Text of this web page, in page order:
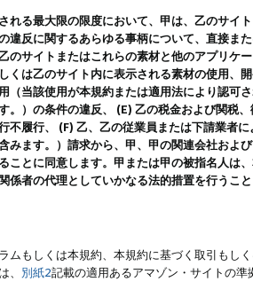
れる最大限の限度において、甲は、乙のサイ
違反に関するあらゆる事柄について、直接ま
のサイトまたはこれらの素材と他のアプリ
くは乙のサイト内に表示される素材の使用、
（当該使用が本規約または適用法により認可
。）の条件の違反、 (E) 乙の税金および関税
不履行、 (F) 乙、乙の従業員または下請業者
みます。）請求から、甲、甲の関連会社およ
ことに同意します。甲または甲の被指名人は
係者の代理としていかなる法的措置を行うこ
ムもしくは本規約、本規約に基づく取引もし
、 別紙2記載の適用あるアマゾン・サイトの